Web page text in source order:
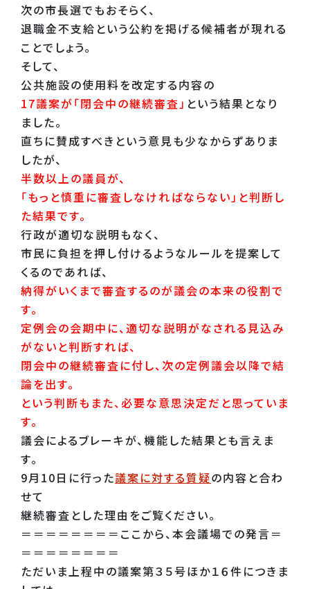
次の市長選でもおそらく、
退職金不支給という公約を掲げる候補者が現れる
ことでしょう。
そして、
公共施設の使用料を改定する内容の
17議案が「閉会中の継続審査」 という結果となり
ました。
直ちに賛成すべきという意見も少なからずありま
したが、
半数以上の議員が、
「もっと慎重に審査しなければならない」と判断し
た結果です。
行政が適切な説明もなく、
市民に負担を押し付けるようなルールを提案して
くるのであれば、
納得がいくまで審査するのが議会の本来の役割で
す。
定例会の会期中に、適切な説明がなされる見込み
がないと判断すれば、
閉会中の継続審査に付し、次の定例議会以降で結
論を出す。
という判断もまた、必要な意思決定だと思っていま
す。
議会によるブレーキが、機能した結果とも言えま
す。
9月10日に行った議案に対する質疑の内容と合わ
せて
継続審査とした理由をご覧ください。
＝＝＝＝＝＝＝＝ここから、本会議場での発言＝
＝＝＝＝＝＝＝＝
ただいま上程中の議案第３５号ほか１６件につきま